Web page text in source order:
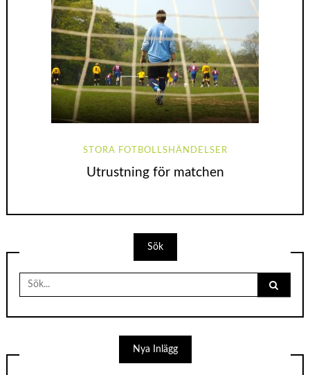
STORA FOTBOLLSHÄNDELSER
Utrustning för matchen
Sök
Search
for:
Nya Inlägg